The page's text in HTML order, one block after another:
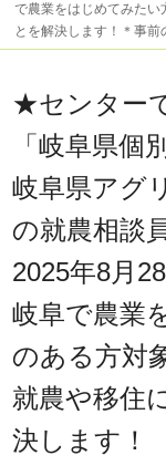
で農業をはじめてみたい
とを解決します！＊事前
★センター
「岐阜県個
岐阜県アグ
の就農相談
2025年8月
岐阜で農業
のある方対
就農や移住
決します！